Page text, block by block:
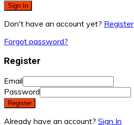
Sign In
Don't have an account yet? Register
Forgot password?
Register
Email
Password
Register
Already have an account? Sign In